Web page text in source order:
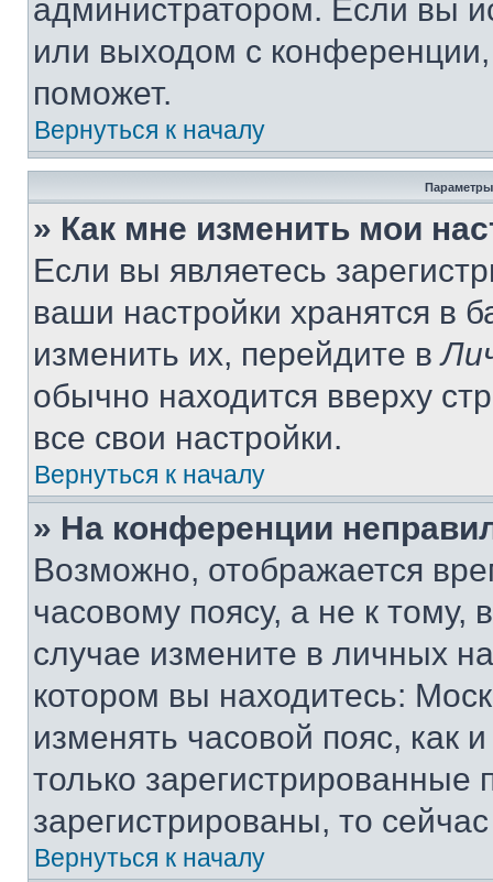
администратором. Если вы
или выходом с
поможет.
Вернуться к началу
Параметры
» Как мне изменить мои
Если вы являетесь
ваши настройки хранятся в
изменить их, перейдите в
обычно находится вверху
все свои настройки.
Вернуться к началу
» На конференции
Возможно, отображается
часовому поясу, а не к тому,
случае измените в личных
котором вы находитесь:
изменять часовой пояс, как
только
зарегистрированы, то
Вернуться к началу